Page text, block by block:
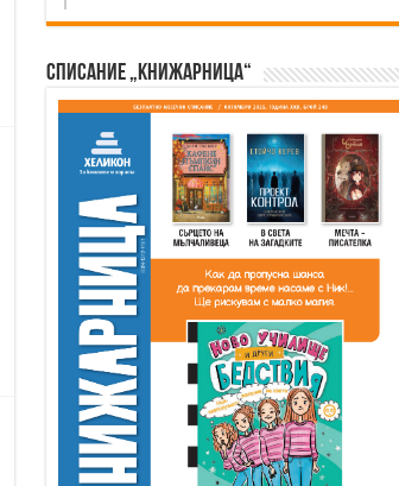
Списание „Книжарница“